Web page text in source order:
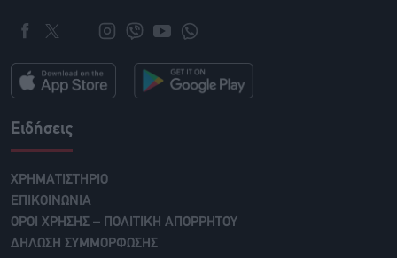
Ειδήσεις
ΧΡΗΜΑΤΙΣΤΗΡΙΟ
ΕΠΙΚΟΙΝΩΝΙΑ
ΟΡΟΙ ΧΡΗΣΗΣ – ΠΟΛΙΤΙΚΗ ΑΠΟΡΡΗΤΟΥ
ΔΗΛΩΣΗ ΣΥΜΜΟΡΦΩΣΗΣ